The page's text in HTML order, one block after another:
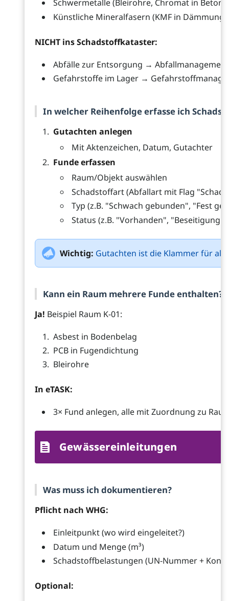
Schwermetalle (Bleirohre, Chromat in Beton)
Künstliche Mineralfasern (KMF in Dämmung)
NICHT ins Schadstoffkataster:
Abfälle zur Entsorgung → Abfallmanagement
Gefahrstoffe im Lager →
In welcher Reihenfolge erfasse ich
Gutachten anlegen
Mit Aktenzeichen, Datum, Gutachter
Funde erfassen
Raum/Objekt auswählen
Schadstoffart (Abfallart mit Flag
Typ (z.B. "Schwach gebunden", "Fest
Status (z.B. "Vorhanden", "Beseitigung
Wichtig: Gutachten ist die Klammer für
Kann ein Raum mehrere Funde enthalten?
Ja! Beispiel Raum K-01:
Asbest in Bodenbelag
PCB in Fugendichtung
Bleirohre
In eTASK:
3× Fund anlegen, alle mit Zuordnung zu
Gewässereinleitungen
Was muss ich dokumentieren?
Pflicht nach WHG:
Einleitpunkt (wo wird eingeleitet?)
Datum und Menge (m³)
Schadstoffbelastungen (UN-Nummer +
Optional: